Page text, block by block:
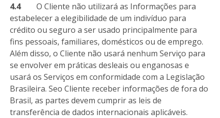
4.4O Cliente não utilizará as Informações para
estabelecer a elegibilidade de um indivíduo para
crédito ou seguro a ser usado principalmente para
fins pessoais, familiares, domésticos ou de emprego.
Além disso, o Cliente não usará nenhum Serviço para
se envolver em práticas desleais ou enganosas e
usará os Serviços em conformidade com a Legislação
Brasileira. Seo Cliente receber informações de fora do
Brasil, as partes devem cumprir as leis de
transferência de dados internacionais aplicáveis.